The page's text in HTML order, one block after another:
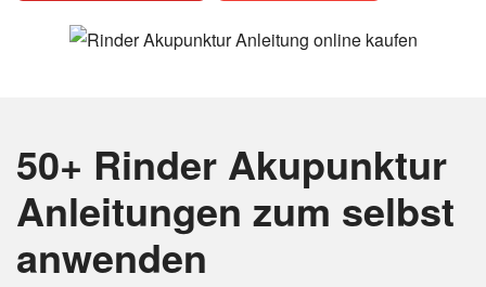
50+ Rinder Akupunktur
Anleitungen zum selbst
anwenden